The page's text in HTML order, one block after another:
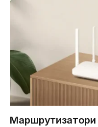
Маршрутизатори